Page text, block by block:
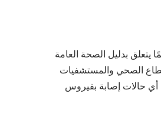
يتعلق بدليل الصحة العامة
الصحي والمستشفيات
أي حالات إصابة بفيروس